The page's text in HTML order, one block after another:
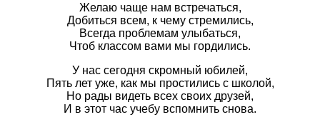
Желаю чаще нам встречаться,
Добиться всем, к чему стремились,
Всегда проблемам улыбаться,
Чтоб классом вами мы гордились.
У нас сегодня скромный юбилей,
Пять лет уже, как мы простились с школой,
Но рады видеть всех своих друзей,
И в этот час учебу вспомнить снова.